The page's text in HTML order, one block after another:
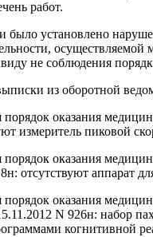
работ.
было установлено
не соблюдения
из оборотной
порядок оказания
измеритель пиковой
порядок оказания
отсутствуют аппарат
порядок оказания
N 926н: набор
когнитивной